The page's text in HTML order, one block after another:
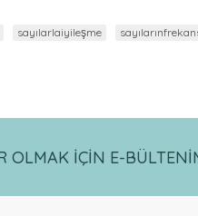
sayılarlaiyileşme
OLMAK İÇİN E-